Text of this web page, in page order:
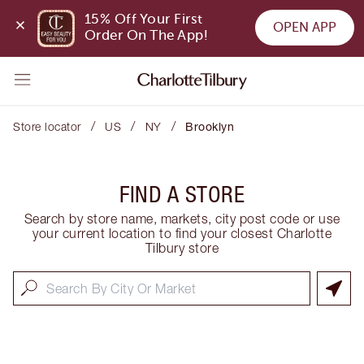
15% Off Your First
Order On The App!
OPEN APP
Store locator / US / NY / Brooklyn
FIND A STORE
Search by store name, markets, city post code or use
your current location to find your closest Charlotte
Tilbury store